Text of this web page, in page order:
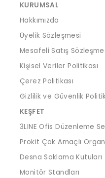
KURUMSAL
Hakkımızda
Üyelik Sözleşmesi
Mesafeli Satış
Kişisel Veriler Politikası
Çerez Politikası
Gizlilik ve Güvenlik
KEŞFET
3LINE Ofis Düzenleme
Prokit Çok Amaçlı
Desna Saklama Kutuları
Monitör Standları